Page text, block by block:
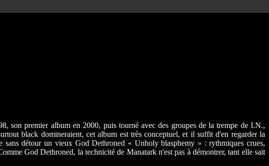
son premier album en 2000, puis tourné avec des groupes de la trempe de I.N.,
black domineraient, cet album est très conceptuel, et il suffit d'en regarder la
détour un vieux God Dethroned « Unholy blasphemy » : rythmiques crues,
God Dethroned, la technicité de Manatark n'est pas à démontrer, tant elle sait